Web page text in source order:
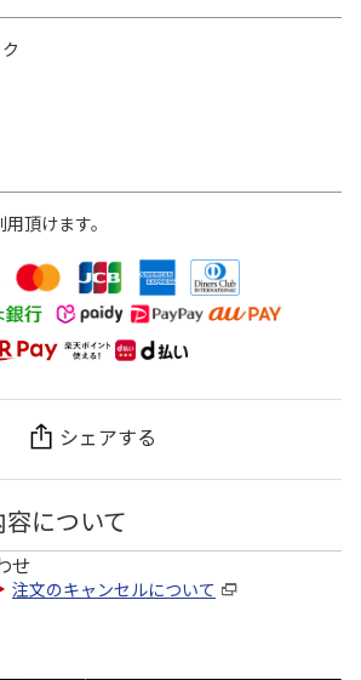
頂けます。
シェアする
について
せ
注文のキャンセルについて